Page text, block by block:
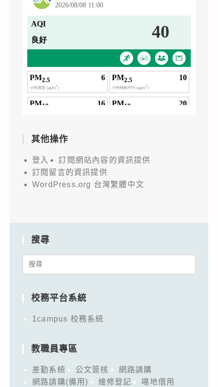
其他操作
登入
訂閱網站內容的資訊提供
訂閱留言的資訊提供
WordPress.org 台灣繁體中文
搜尋
Search
校務平台系統
1campus 校務系統
教職員專區
差勤系統 公文簽核
網路請購
網路請購(備用)
維修登記
場地借用